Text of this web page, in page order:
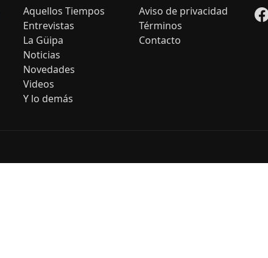
Aquellos Tiempos
Entrevistas
La Güipa
Noticias
Novedades
Videos
Y lo demás
Aviso de privacidad
Términos
Contacto